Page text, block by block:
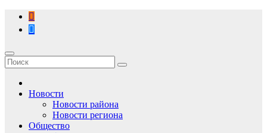
Перейти
содержимому
Новости
Новости района
Новости региона
Общество